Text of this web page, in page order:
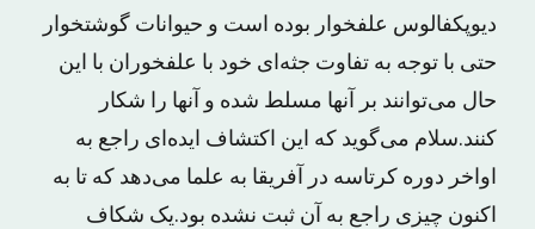
دیوپکفالوس علفخوار بوده‌ است و حیوانات گوشتخوار
حتی با توجه به تفاوت جثه‌ای خود با علفخوران با این
حال می‌توانند بر آنها مسلط شده و آنها را شکار
کنند.سلام می‌گوید که این اکتشاف ایده‌ای راجع به
اواخر دوره کرتاسه در آفریقا به علما می‌دهد که تا به
اکنون چیزی راجع به آن ثبت نشده بود.یک شکاف